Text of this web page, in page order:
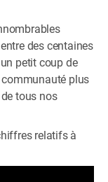
des centaines
petit coup de
plus
tous nos
relatifs à